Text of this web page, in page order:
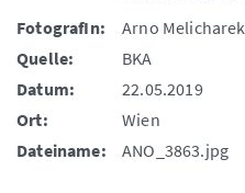
FotografIn:
Arno Melicharek
Quelle:
BKA
Datum:
22.05.2019
Ort:
Wien
Dateiname:
ANO_3863.jpg